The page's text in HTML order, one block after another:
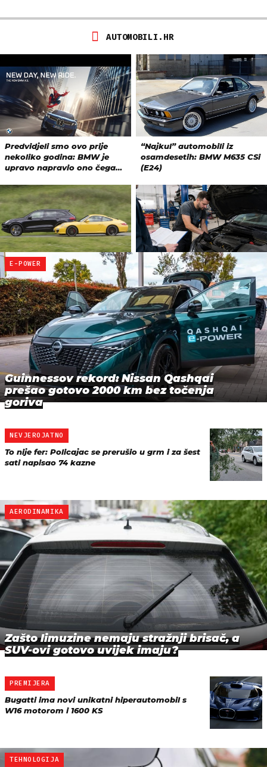
E-POWER
Guinnessov rekord: Nissan Qashqai
prešao gotovo 2000 km bez točenja
goriva
NEVJEROJATNO
To nije fer: Policajac se prerušio u grm i za šest
sati napisao 74 kazne
AERODINAMIKA
Zašto limuzine nemaju stražnji brisač, a
SUV-ovi gotovo uvijek imaju?
PREMIJERA
Bugatti ima novi unikatni hiperautomobil s
W16 motorom i 1600 KS
TEHNOLOGIJA